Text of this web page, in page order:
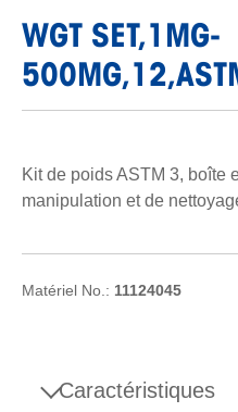
WGT SET,1MG-
Kit de poids ASTM 3, boîte
manipulation et de
Matériel No.: 11124045
Caractéristiques